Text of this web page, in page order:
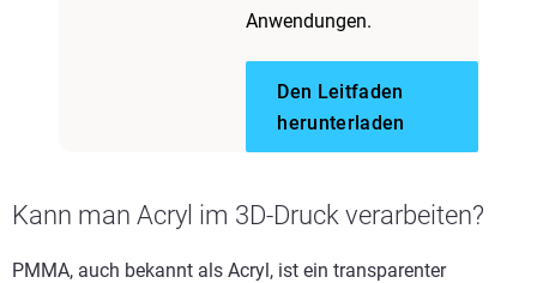
Anwendungen.
Den Leitfaden
herunterladen
Kann man Acryl im 3D-Druck verarbeiten?
PMMA, auch bekannt als Acryl, ist ein transparenter